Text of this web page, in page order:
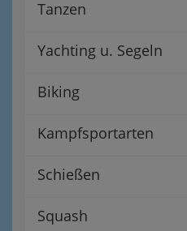
Tanzen
Yachting u. Segeln
Biking
Kampfsportarten
Schießen
Squash